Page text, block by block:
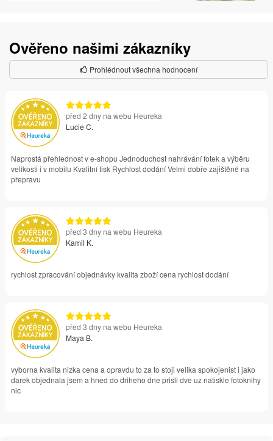
Ověřeno našimi zákazníky
Prohlédnout všechna hodnocení
před 2 dny na webu Heureka
Lucie C.
Naprostá přehlednost v e-shopu Jednoduchost nahrávání fotek a výběru
velikosti i v mobilu Kvalitní tisk Rychlost dodání Velmi dobře zajištěné na
přepravu
před 3 dny na webu Heureka
Kamil K.
rychlost zpracování objednávky kvalita zboží cena rychlost dodání
před 3 dny na webu Heureka
Maya B.
vyborna kvalita nizka cena a opravdu to za to stoji velika spokojenist i jako
darek objednala jsem a hned do driheho dne prisli dve uz natiskle fotoknihy
nic